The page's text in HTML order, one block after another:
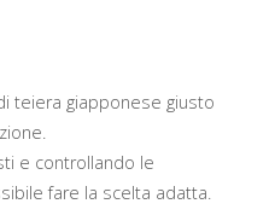
teiera giapponese giusto
e controllando le
fare la scelta adatta.